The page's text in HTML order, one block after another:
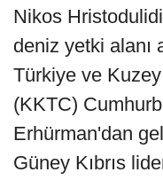
Nikos
deniz yetki alanı
Türkiye ve
(KKTC)
Erhürman'dan
Güney Kıbrıs